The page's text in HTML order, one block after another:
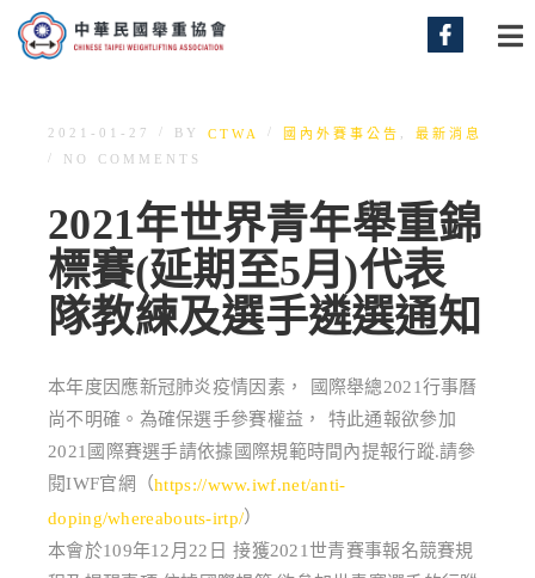
2021-01-27 / BY CTWA / 國內外賽事公告
最新消息
/
NO COMMENTS
2021年世界青年舉重錦
標賽(延期至5月)代表
隊教練及選手遴選通知
本年度因應新冠肺炎疫情因素， 國際舉總2021行事曆
尚不明確。為確保選手參賽權益， 特此通報欲參加
2021國際賽選手請依據國際規範時間內提報行蹤.請參
閱IWF官網（https://www.iwf.net/anti-
doping/whereabouts-irtp/）
本會於109年12月22日 接獲2021世青賽事報名競賽規